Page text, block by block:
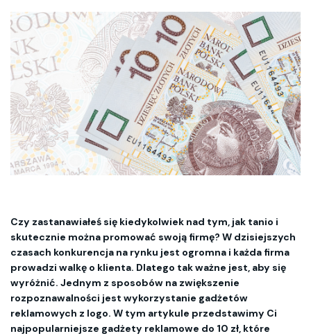
Czy zastanawiałeś się kiedykolwiek nad tym, jak tanio i
skutecznie można promować swoją firmę? W dzisiejszych
czasach konkurencja na rynku jest ogromna i każda firma
prowadzi walkę o klienta. Dlatego tak ważne jest, aby się
wyróżnić. Jednym z sposobów na zwiększenie
rozpoznawalności jest wykorzystanie gadżetów
reklamowych z logo. W tym artykule przedstawimy Ci
najpopularniejsze gadżety reklamowe do 10 zł, które